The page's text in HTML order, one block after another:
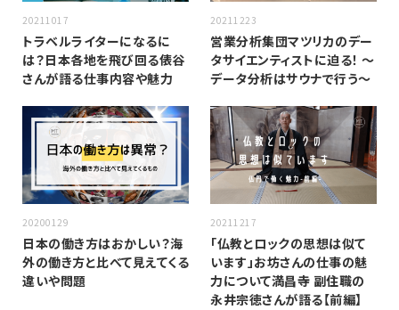
20211017
トラベルライターになるに
は？日本各地を飛び回る俵谷
さんが語る仕事内容や魅力
20211223
営業分析集団マツリカのデー
タサイエンティストに迫る！ 〜
データ分析はサウナで行う〜
20200129
日本の働き方はおかしい？海
外の働き方と比べて見えてくる
違いや問題
20211217
「仏教とロックの思想は似て
います」お坊さんの仕事の魅
力について満昌寺 副住職の
永井宗徳さんが語る【前編】